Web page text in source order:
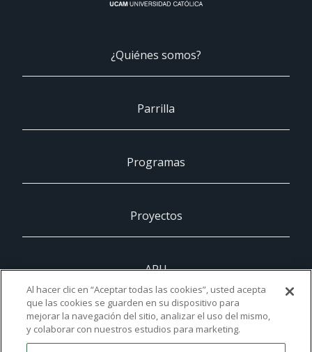
¿Quiénes somos?
Parrilla
Programas
Proyectos
ARU
UCAM
Al hacer clic en “Aceptar todas las cookies”, usted acepta
que las cookies se guarden en su dispositivo para
mejorar la navegación del sitio, analizar el uso del mismo,
y colaborar con nuestros estudios para marketing.